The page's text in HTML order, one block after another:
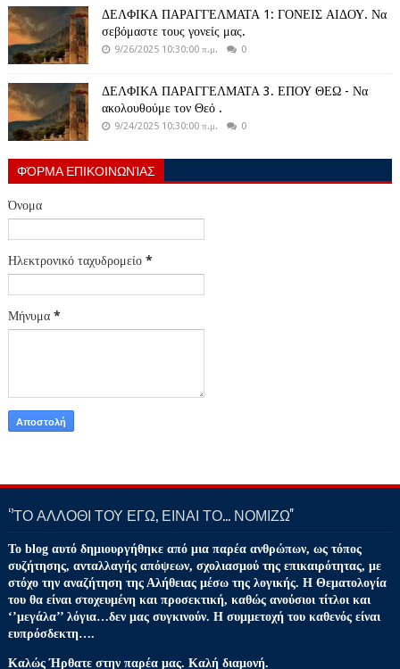
ΔΕΛΦΙΚΑ ΠΑΡΑΓΓΕΛΜΑΤΑ 1: ΓΟΝΕΙΣ ΑΙΔΟΥ. Να
σεβόμαστε τους γονείς μας.
9/26/2025 10:30:00 π.μ. 0
ΔΕΛΦΙΚΑ ΠΑΡΑΓΓΕΛΜΑΤΑ 3. ΕΠΟΥ ΘΕΩ - Να
ακολουθούμε τον Θεό .
9/24/2025 10:30:00 π.μ. 0
ΦΌΡΜΑ ΕΠΙΚΟΙΝΩΝΊΑΣ
Όνομα
Ηλεκτρονικό ταχυδρομείο *
Μήνυμα *
‘’ΤΟ ΑΛΛΟΘΙ ΤΟΥ ΕΓΩ, ΕΙΝΑΙ ΤΟ… ΝΟΜΙΖΩ''
Το blog αυτό δημιουργήθηκε από μια παρέα ανθρώπων, ως τόπος
συζήτησης, ανταλλαγής απόψεων, σχολιασμού της επικαιρότητας, με
στόχο την αναζήτηση της Αλήθειας μέσω της λογικής. Η Θεματολογία
του θα είναι στοχευμένη και προσεκτική, καθώς ανούσιοι τίτλοι και
‘’μεγάλα’’ λόγια…δεν μας συγκινούν. Η συμμετοχή του καθενός είναι
ευπρόσδεκτη….
Καλώς Ήρθατε στην παρέα μας. Καλή διαμονή.